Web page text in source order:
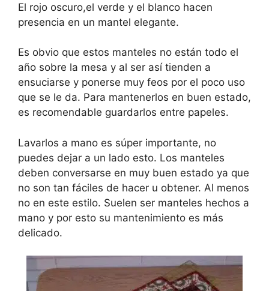
El rojo oscuro,el verde y el blanco hacen
presencia en un mantel elegante.
Es obvio que estos manteles no están todo el
año sobre la mesa y al ser así tienden a
ensuciarse y ponerse muy feos por el poco uso
que se le da. Para mantenerlos en buen estado,
es recomendable guardarlos entre papeles.
Lavarlos a mano es súper importante, no
puedes dejar a un lado esto. Los manteles
deben conversarse en muy buen estado ya que
no son tan fáciles de hacer u obtener. Al menos
no en este estilo. Suelen ser manteles hechos a
mano y por esto su mantenimiento es más
delicado.